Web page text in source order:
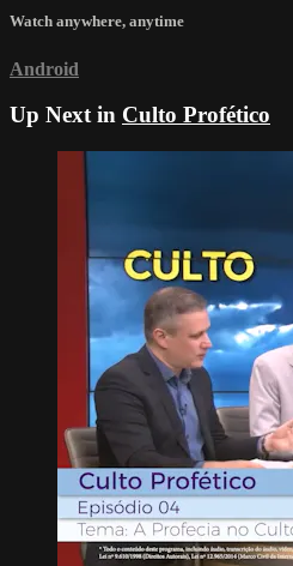
Watch anywhere, anytime
Android
Up Next in Culto Profético